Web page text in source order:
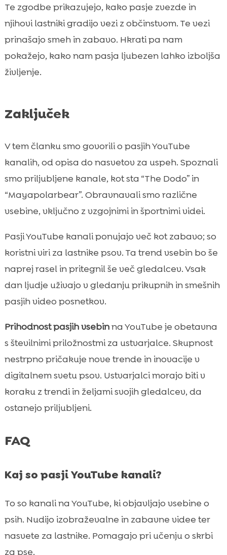
Te zgodbe prikazujejo, kako pasje zvezde in
njihovi lastniki gradijo vezi z občinstvom. Te vezi
prinašajo smeh in zabavo. Hkrati pa nam
pokažejo, kako nam pasja ljubezen lahko izboljša
življenje.
Zaključek
V tem članku smo govorili o pasjih YouTube
kanalih, od opisa do nasvetov za uspeh. Spoznali
smo priljubljene kanale, kot sta “The Dodo” in
“Mayapolarbear”. Obravnavali smo različne
vsebine, vključno z vzgojnimi in športnimi videi.
Pasji YouTube kanali ponujajo več kot zabavo; so
koristni viri za lastnike psov. Ta trend vsebin bo še
naprej rasel in pritegnil še več gledalcev. Vsak
dan ljudje uživajo v gledanju prikupnih in smešnih
pasjih video posnetkov.
Prihodnost pasjih vsebinna YouTube je obetavna
s številnimi priložnostmi za ustvarjalce. Skupnost
nestrpno pričakuje nove trende in inovacije v
digitalnem svetu psov. Ustvarjalci morajo biti v
koraku z trendi in željami svojih gledalcev, da
ostanejo priljubljeni.
FAQ
Kaj so pasji YouTube kanali?
To so kanali na YouTube, ki objavljajo vsebine o
psih. Nudijo izobraževalne in zabavne videe ter
nasvete za lastnike. Pomagajo pri učenju o skrbi
za pse.